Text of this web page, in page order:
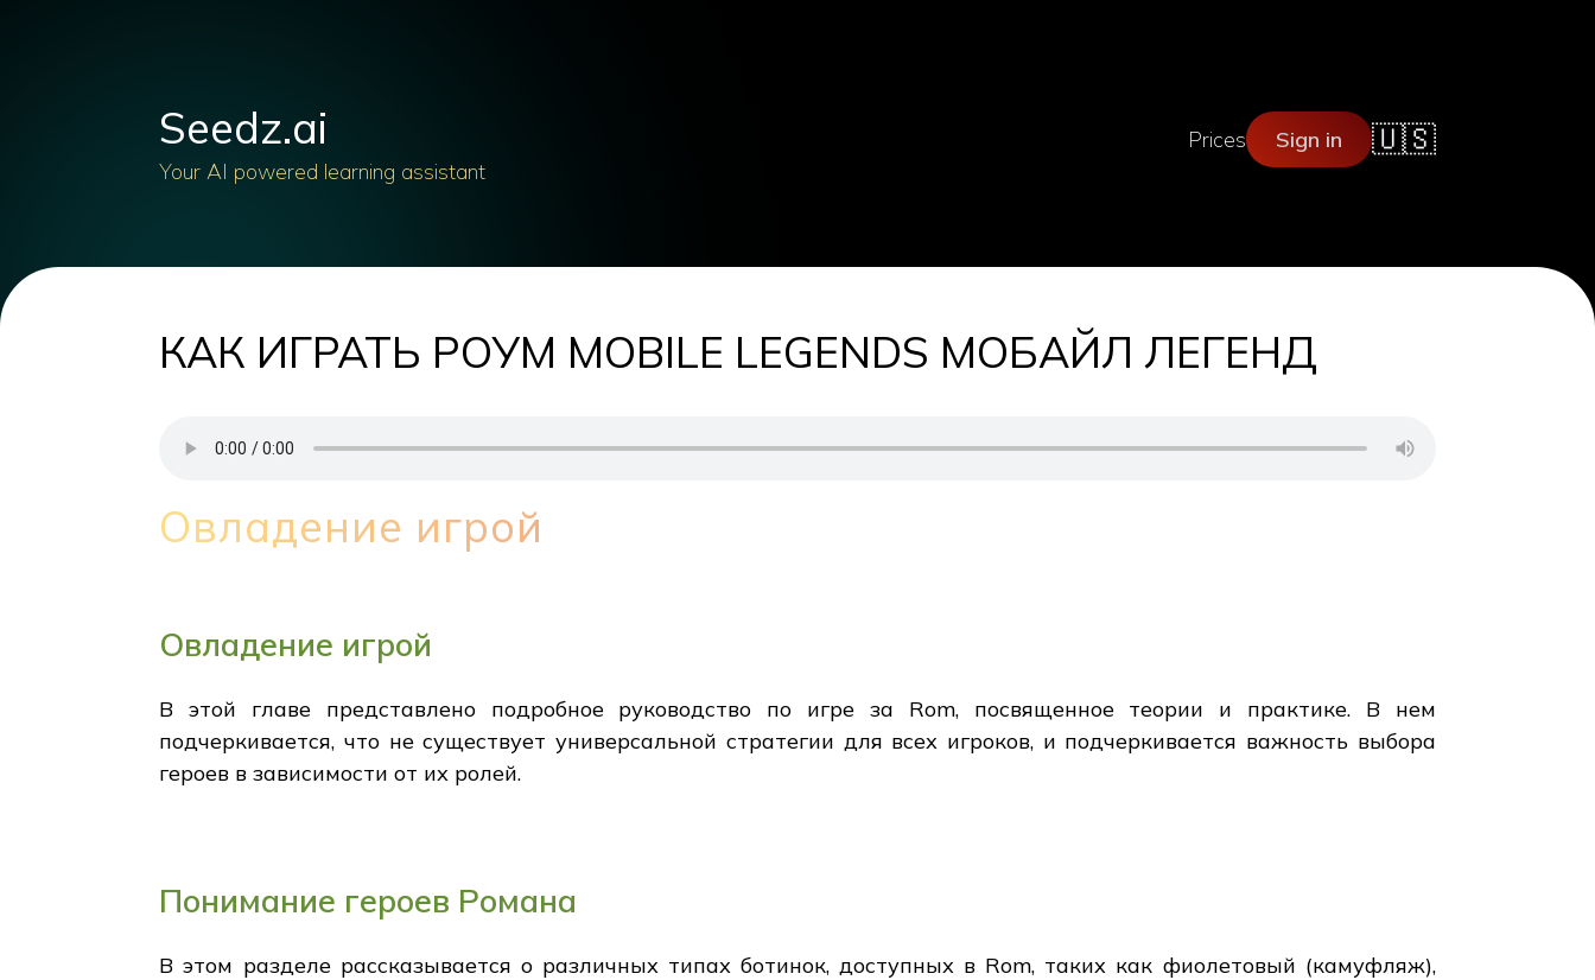
Seedz.ai
Your AI powered learning assistant
Prices Sign in 🇺🇸
КАК ИГРАТЬ РОУМ MOBILE LEGENDS МОБАЙЛ ЛЕГЕНД
Овладение игрой
Овладение игрой
В этой главе представлено подробное руководство по игре за Rom, посвященное теории и практике. В нем
подчеркивается, что не существует универсальной стратегии для всех игроков, и подчеркивается важность выбора
героев в зависимости от их ролей.
Понимание героев Романа
В этом разделе рассказывается о различных типах ботинок, доступных в Rom, таких как фиолетовый (камуфляж),